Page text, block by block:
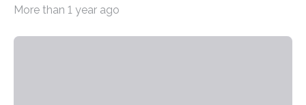
More than 1 year ago